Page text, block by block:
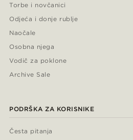
Torbe i novčanici
Odjeća i donje rublje
Naočale
Osobna njega
Vodič za poklone
Archive Sale
PODRŠKA ZA KORISNIKE
Česta pitanja